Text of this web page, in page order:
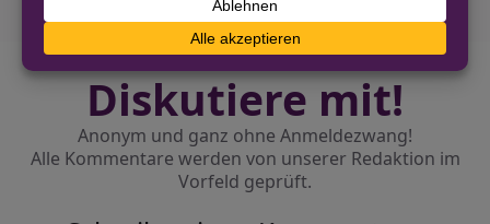
Diskutiere mit!
Anonym und ganz ohne Anmeldezwang!
Alle Kommentare werden von unserer Redaktion im
Vorfeld geprüft.